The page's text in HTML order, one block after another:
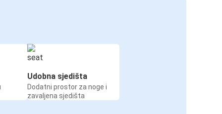
Udobna sjedišta
Dodatni prostor za noge i
zavaljena sjedišta